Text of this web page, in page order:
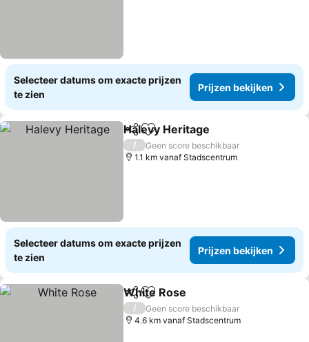
Selecteer datums om exacte prijzen
te zien
Prijzen bekijken
DelenToevoegen aan favorieten
Halevy Heritage
/
Geen score beschikbaar
1.1 km vanaf Stadscentrum
Selecteer datums om exacte prijzen
te zien
Prijzen bekijken
DelenToevoegen aan favorieten
White Rose
/
Geen score beschikbaar
4.6 km vanaf Stadscentrum